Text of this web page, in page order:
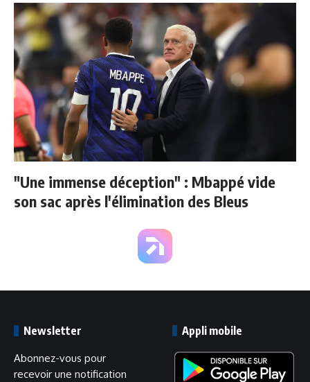
"Une immense déception" : Mbappé vide
son sac après l'élimination des Bleus
Newsletter
Abonnez-vous pour
recevoir une notification
Appli mobile